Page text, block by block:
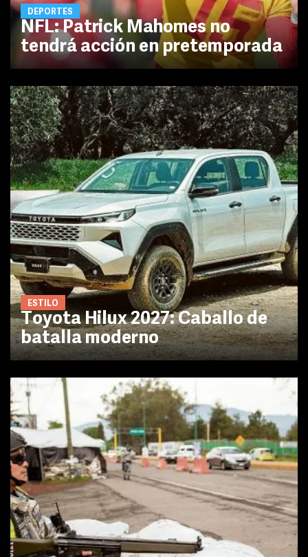
DEPORTES
NFL: Patrick Mahomes no
tendrá acción en pretemporada
ESTILO
Toyota Hilux 2027: Caballo de
batalla moderno